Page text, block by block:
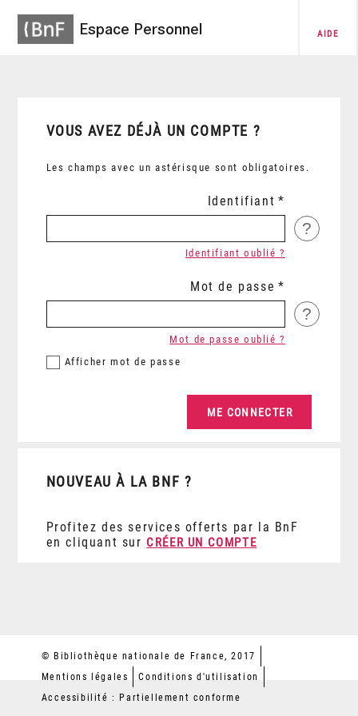
Espace Personnel AIDE
VOUS AVEZ DÉJÀ UN COMPTE ?
Les champs avec un astérisque sont obligatoires.
Identifiant
?
Identifiant oublié ?
Mot de passe
?
Afficher mot de passe
Mot de passe oublié ?
NOUVEAU À LA BNF ?
Profitez des services offerts par la BnF
en cliquant sur CRÉER UN COMPTE
© Bibliothèque nationale de France, 2017
Mentions légales
Conditions d'utilisation
Accessibilité : Partiellement conforme